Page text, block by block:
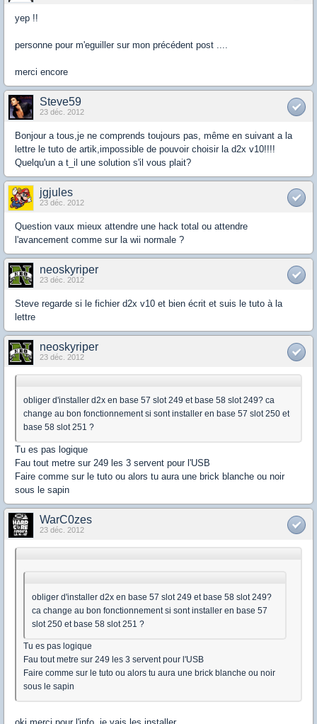
yep !!
personne pour m'eguiller sur mon précédent post ....
merci encore
Steve59
23 déc. 2012
Bonjour a tous,je ne comprends toujours pas, même en suivant a la
lettre le tuto de artik,impossible de pouvoir choisir la d2x v10!!!!
Quelqu'un a t_il une solution s'il vous plait?
jgjules
23 déc. 2012
Question vaux mieux attendre une hack total ou attendre
l'avancement comme sur la wii normale ?
neoskyriper
23 déc. 2012
Steve regarde si le fichier d2x v10 et bien écrit et suis le tuto à la
lettre
neoskyriper
23 déc. 2012
obliger d'installer d2x en base 57 slot 249 et base 58 slot 249? ca
change au bon fonctionnement si sont installer en base 57 slot 250 et
base 58 slot 251 ?
Tu es pas logique
Fau tout metre sur 249 les 3 servent pour l'USB
Faire comme sur le tuto ou alors tu aura une brick blanche ou noir
sous le sapin
WarC0zes
23 déc. 2012
obliger d'installer d2x en base 57 slot 249 et base 58 slot 249?
ca change au bon fonctionnement si sont installer en base 57
slot 250 et base 58 slot 251 ?
Tu es pas logique
Fau tout metre sur 249 les 3 servent pour l'USB
Faire comme sur le tuto ou alors tu aura une brick blanche ou noir
sous le sapin